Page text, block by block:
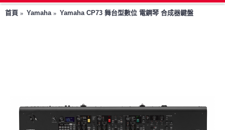
首頁 Yamaha Yamaha CP73 舞台型數位 電鋼琴 合成器鍵盤